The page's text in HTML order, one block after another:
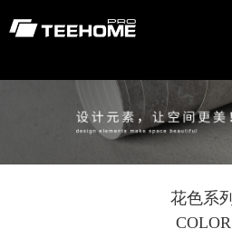
花色系列
COLOR